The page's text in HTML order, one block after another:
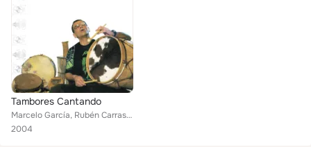
Tambores Cantando
Marcelo García, Rubén Carrasco, Machi Mapuche, Grupo Viri Nolká, León Gieco, Yara Beilinson, Quique Sinesi
2004